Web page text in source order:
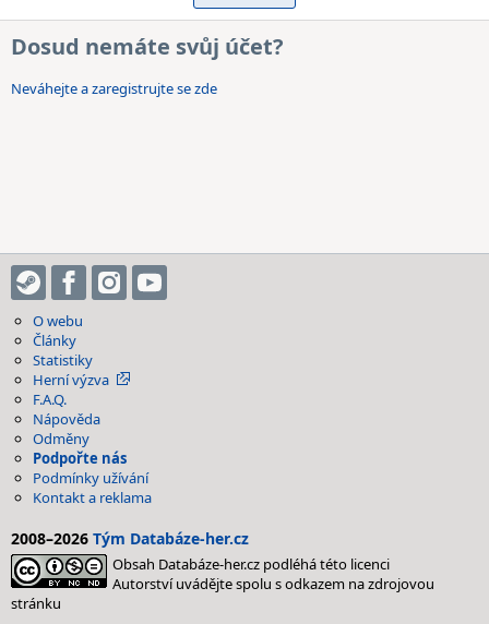
Dosud nemáte svůj účet?
Neváhejte a zaregistrujte se zde
O webu
Články
Statistiky
Herní výzva
F.A.Q.
Nápověda
Odměny
Podpořte nás
Podmínky užívání
Kontakt a reklama
2008–2026 Tým Databáze-her.cz
Obsah Databáze-her.cz podléhá této licenci
Autorství uvádějte spolu s odkazem na zdrojovou
stránku